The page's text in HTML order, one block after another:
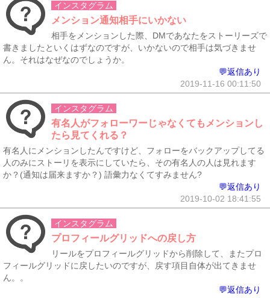
インスタグラム
メンション通知相手にいかない
相手をメンションした際、DMであなたをストーリーズで
書きましたといくはずなのですが、いかないので相手は気づきませ
ん。それはなぜなのでしょうか。
💬返信あり
2019-11-16 00:11:50
インスタグラム
有名人がフォローワーじゃなくてもメンションし
たら見てくれる？
有名人にメンションしたんですけど、フォローをバックアップしてる
人のみにストーリを表示にしていたら、その有名人の人は見れます
か？(通知は届来ますか？) 語彙力なくてすみません?
💬返信あり
2019-10-02 18:41:55
インスタグラム
プロフィールグリッドへの戻し方
リールをプロフィールグリッドから削除して、またプロ
フィールグリッドに戻したいのですが、戻す項目自体が出てきませ
ん。。
💬返信あり